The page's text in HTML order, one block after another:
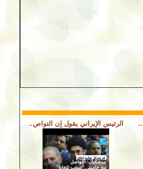
الرئيس الإيراني يقول إن التواص..